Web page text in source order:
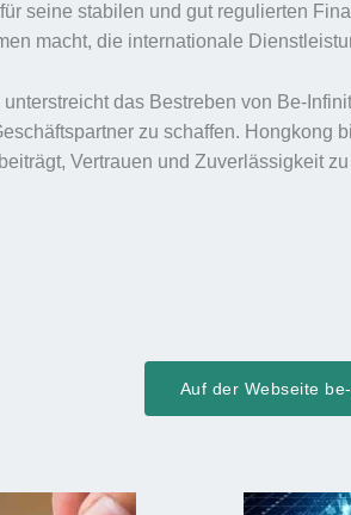
seine stabilen und gut regulierten
macht, die internationale
das Bestreben von Be-
zu schaffen. Hongkong
Vertrauen und Zuverlässigkeit
Auf der Webseite